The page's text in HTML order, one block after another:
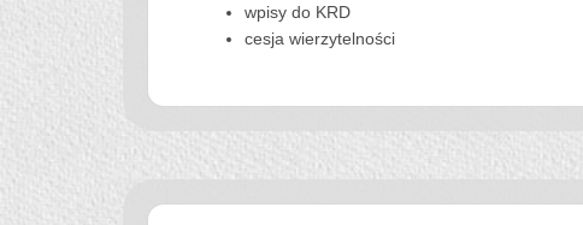
wpisy do KRD
cesja wierzytelności